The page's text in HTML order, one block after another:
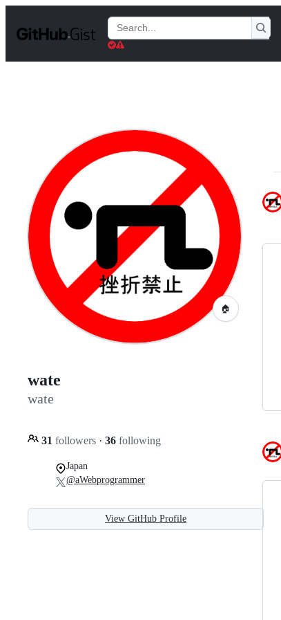
t
Search
Gists
🏠
wate
wate
31 followers · 36 following
Japan
@aWebprogrammer
View GitHub Profile